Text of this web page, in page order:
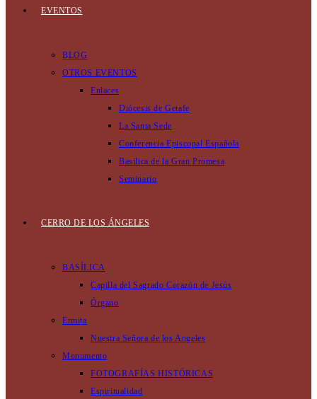
EVENTOS
BLOG
OTROS EVENTOS
Enlaces
Diócesis de Getafe
La Santa Sede
Conferencia Episcopal Española
Basilica de la Gran Promesa
Seminario
CERRO DE LOS ÁNGELES
BASÍLICA
Capilla del Sagrado Corazón de Jesús
Órgano
Ermita
Nuestra Señora de los Angeles
Monumento
FOTOGRAFÍAS HISTÓRICAS
Espiritualidad